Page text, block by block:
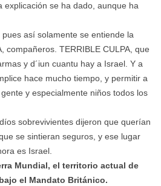
explicación se ha dado, aunque ha
así solamente se entiende la
compañeros. TERRIBLE CULPA, que
y d´iun cuantu hay a Israel. Y a
hace mucho tiempo, y permitir a
y especialmente niños todos los
sobrevivientes dijeron que querían
se sintieran seguros, y ese lugar
es Israel.
Mundial, el territorio actual de
el Mandato Británico.